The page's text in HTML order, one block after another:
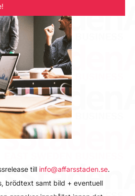
till info@affarsstaden.se.
brödtext samt bild + eventuell